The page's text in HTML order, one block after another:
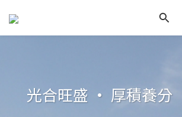
光合旺盛 • 厚積養分